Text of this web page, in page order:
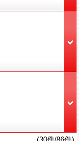
(30件/86件)